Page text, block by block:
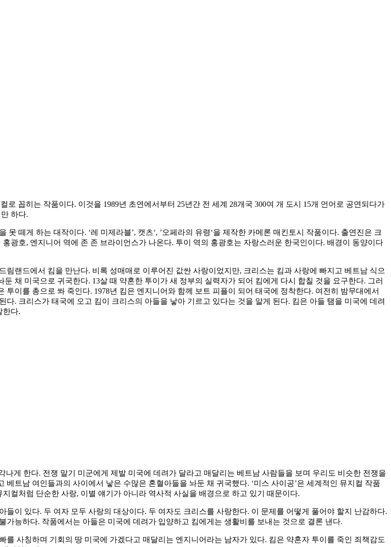
로 꼽히는 작품이다. 이것을 1989년 초연에서부터 25년간 전 세계 28개국 300여 개 도시 15개 언어로 공연되다가
하다.
떼게 하는 대작이다. ‘레 미제라블’, 캣츠‘, ’오페라의 유령‘을 제작한 카메론 매킨토시 작품이다. 출연진은 크
광호, 엔지니어 역에 존 존 브라이언스가 나온다. 투이 역의 홍광호는 자랑스러운 한국인이다. 배경이 동양이다
림랜드에서 킴을 만난다. 비록 성매매로 이루어진 값싼 사랑이었지만, 크리스는 킴과 사랑에 빠지고 베트남 식으
채 미국으로 귀국한다. 13살 때 약혼한 투이가 새 정부의 실력자가 되어 킴에게 다시 합칠 것을 요구한다. 그러
이를 총으로 쏴 죽인다. 1978년 킴은 엔지니어와 함께 보트 피플이 되어 태국에 정착한다. 여전히 밤무대에서
. 크리스가 태국에 오고 킴이 크리스의 아들을 낳아 기르고 있다는 것을 알게 된다. 킴은 아들 탬을 미국에 데려
한다.
나게 한다. 전쟁 말기 미군에게 제발 미국에 데려가 달라고 매달리는 베트남 사람들을 보며 우리도 비슷한 전쟁을
트남 여인들과의 사이에서 낳은 수많은 혼혈아들을 놔둔 채 귀국했다. ‘미스 사이공’은 세계적인 뮤지컬 작품
컬처럼 단순한 사랑, 이별 얘기가 아니라 역사적 사실을 배경으로 하고 있기 때문이다.
이 있다. 두 여자 모두 사랑의 대상이다. 두 여자도 크리스를 사랑한다. 이 문제를 어떻게 풀어야 할지 난감하다.
능하다. 작품에서는 아들은 미국에 데려가 입양하고 킴에게는 생활비를 보내는 것으로 결론 낸다.
사칭하며 기회의 땅 미국에 가겠다고 매달리는 엔지니어라는 남자가 있다. 킴은 약혼자 투이를 죽인 죄책감도